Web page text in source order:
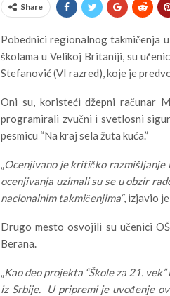
Share
Pobednici regionalnog takmičenja
školama u Velikoj Britaniji, su
Stefanović (VI razred), koje je
Oni su, koristeći džepni računar
programirali zvučni i svetlosni
pesmicu “Na kraj sela žuta kuća.”
„Ocenjivano je kritičko
ocenjivanja uzimali su se u obzir
nacionalnim takmičenjima“, izjavio
Drugo mesto osvojili su učenici
Berana.
„Kao deo projekta “Škole za 21.
iz Srbije. U pripremi je uvođenje